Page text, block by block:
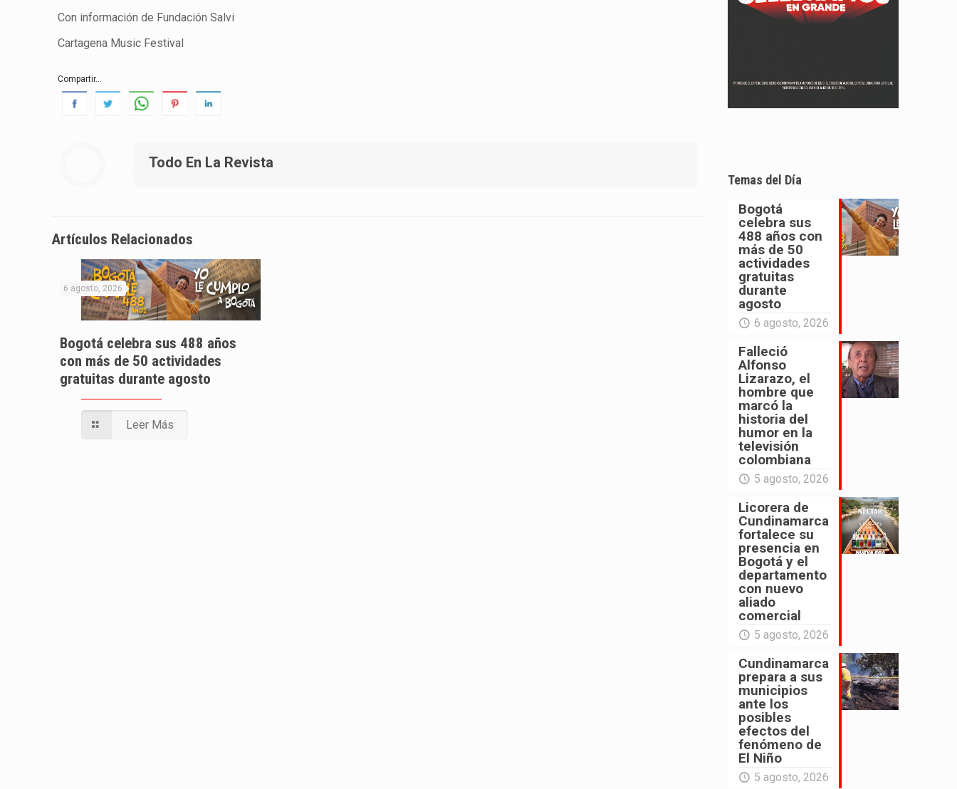
Con información de Fundación Salvi
Cartagena Music Festival
Compartir...
Todo En La Revista
Artículos Relacionados
6 agosto, 2026
Bogotá celebra sus 488 años
con más de 50 actividades
gratuitas durante agosto
Leer Más
Temas del Día
Bogotá
celebra sus
488 años con
más de 50
actividades
gratuitas
durante
agosto
6 agosto, 2026
Falleció
Alfonso
Lizarazo, el
hombre que
marcó la
historia del
humor en la
televisión
colombiana
5 agosto, 2026
Licorera de
Cundinamarca
fortalece su
presencia en
Bogotá y el
departamento
con nuevo
aliado
comercial
5 agosto, 2026
Cundinamarca
prepara a sus
municipios
ante los
posibles
efectos del
fenómeno de
El Niño
5 agosto, 2026